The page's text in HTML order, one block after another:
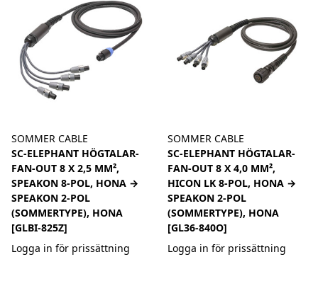
SOMMER CABLE
SC-ELEPHANT HÖGTALAR-
FAN-OUT 8 X 2,5 MM²,
SPEAKON 8-POL, HONA →
SPEAKON 2-POL
(SOMMERTYPE), HONA
[GLBI-825Z]
Logga in för prissättning
SOMMER CABLE
SC-ELEPHANT HÖGTALAR-
FAN-OUT 8 X 4,0 MM²,
HICON LK 8-POL, HONA →
SPEAKON 2-POL
(SOMMERTYPE), HONA
[GL36-840O]
Logga in för prissättning